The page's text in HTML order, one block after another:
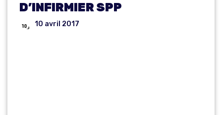
D’INFIRMIER SPP
10 avril 2017